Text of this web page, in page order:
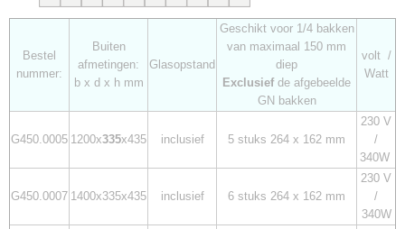
Bestel
nummer:
Buiten
afmetingen:
b x d x h mm
Glasopstand
Geschikt voor 1/4 bakken
van maximaal 150 mm
diep
Exclusiefde afgebeelde
GN bakken
volt /
Watt
G450.0005 1200x335x435 inclusief 5 stuks 264 x 162 mm
230 V
/
340W
G450.0007 1400x335x435 inclusief 6 stuks 264 x 162 mm
230 V
/
340W